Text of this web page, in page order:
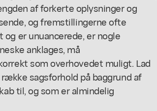
af forkerte oplysninger og
og fremstillingerne ofte
er unuancerede, er nogle
anklages, må
som overhovedet muligt. Lad
sagsforhold på baggrund af
til, og som er almindelig